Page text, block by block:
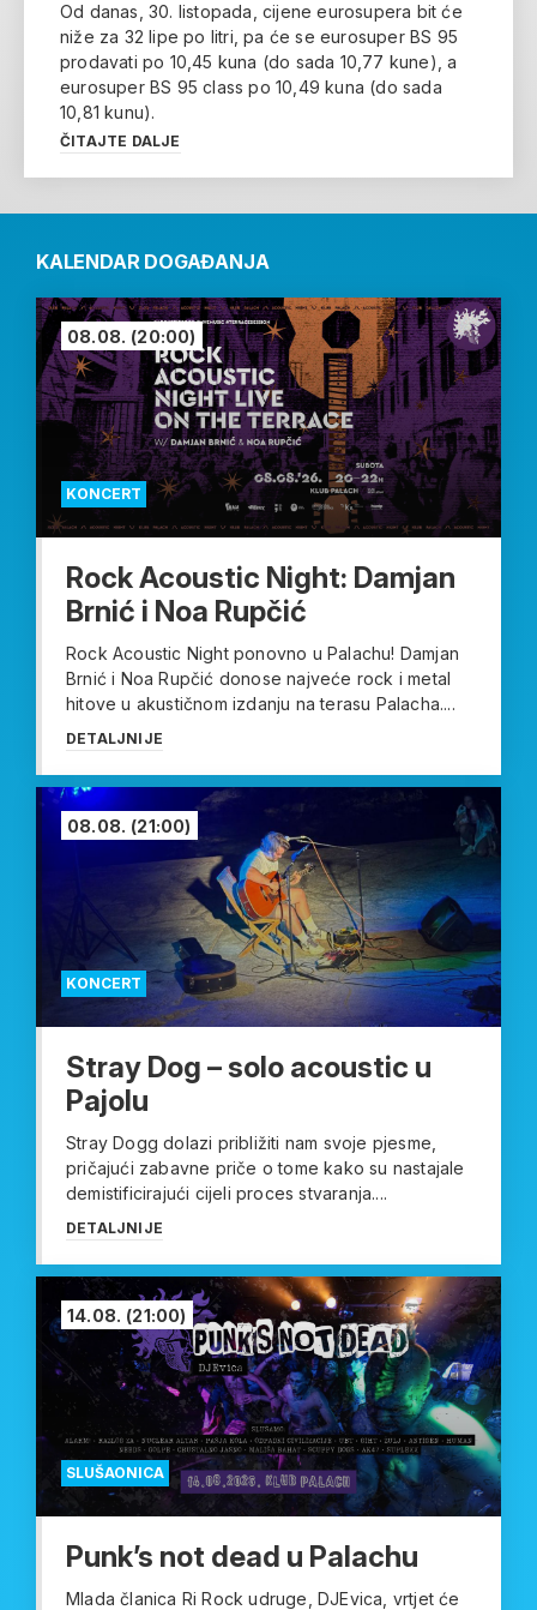
Od danas, 30. listopada, cijene eurosupera bit će
niže za 32 lipe po litri, pa će se eurosuper BS 95
prodavati po 10,45 kuna (do sada 10,77 kune), a
eurosuper BS 95 class po 10,49 kuna (do sada
10,81 kunu).
ČITAJTE DALJE
KALENDAR DOGAĐANJA
KONCERT
08.08. (20:00)
Rock Acoustic Night: Damjan
Brnić i Noa Rupčić
Rock Acoustic Night ponovno u Palachu! Damjan
Brnić i Noa Rupčić donose najveće rock i metal
hitove u akustičnom izdanju na terasu Palacha....
DETALJNIJE
KONCERT
08.08. (21:00)
Stray Dog – solo acoustic u
Pajolu
Stray Dogg dolazi približiti nam svoje pjesme,
pričajući zabavne priče o tome kako su nastajale
demistificirajući cijeli proces stvaranja....
DETALJNIJE
SLUŠAONICA
14.08. (21:00)
Punk’s not dead u Palachu
Mlada članica Ri Rock udruge, DJEvica, vrtjet će